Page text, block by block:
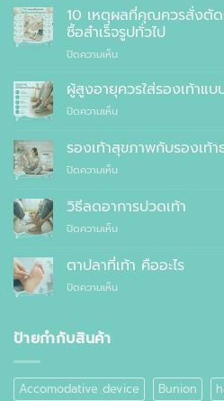
เพื่อ
สุขภาพ
ที่
แพทย์
10 เหตุผลที่คุณควรสั่งตัด
ซื้อสำเร็จรูปทั่วไป
ปิดความเห็นบน
เหตุผล
คุณ
สั่ง
ตัด
รองเท้า
สุขภาพ
สำเร็จรูป
ทั่วไป
ผู้สูงอายุควรใส่รองเท้าแบ
ปิดความเห็นบน
สูง
อายุ
ควร
รองเท้า
ไหน
รองเท้าสุขภาพกับรองเท้
ปิดความเห็นบน
สุขภาพ
กับ
รองเท้า
ต่าง
อย่างไร
วิธีลดอาการปวดเท้า
ปิดความเห็นบน
ลด
อาการ
ปวด
ตาปลาที่เท้า คืออะไร
ปิดความเห็นบน
ป้ายกำกับสินค้า
Accomodative device Bunion